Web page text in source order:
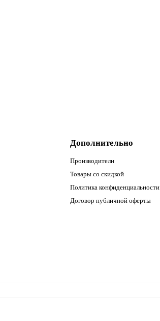
Дополнительно
Производители
Товары со скидкой
Политика конфиденциальности
Договор публичной оферты